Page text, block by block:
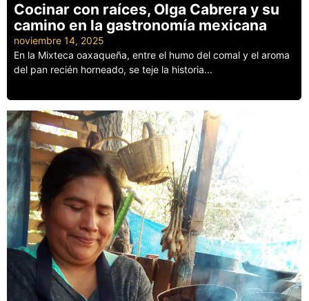
Cocinar con raíces, Olga Cabrera y su
camino en la gastronomía mexicana
noviembre 14, 2025
En la Mixteca oaxaqueña, entre el humo del comal y el aroma
del pan recién horneado, se teje la historia...